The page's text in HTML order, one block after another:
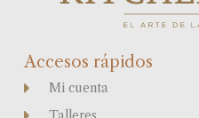
Accesos rápidos
Mi cuenta